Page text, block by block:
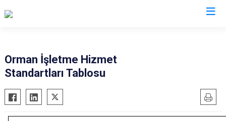
Alucra
Bulancak
Orman İşletme Hizmet
Standartları Tablosu